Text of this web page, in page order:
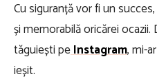
Cu siguranță vor fi un
și memorabilă oricărei
tăguiești peInstagram, mi-
ieșit.